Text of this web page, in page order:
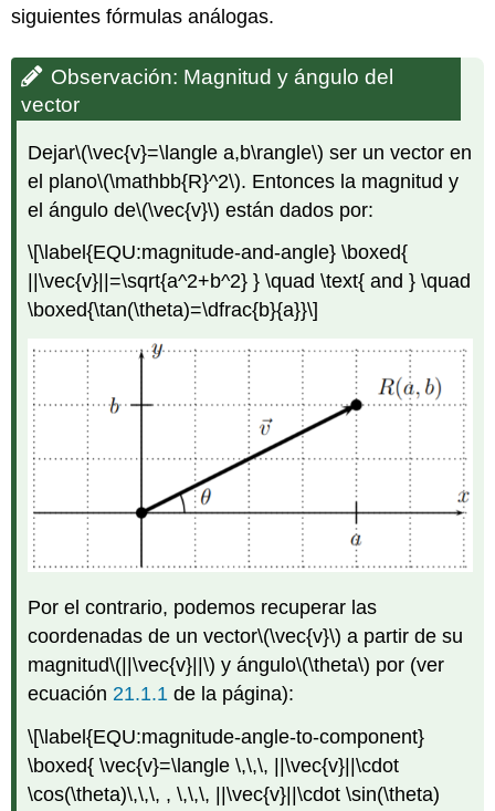
siguientes fórmulas análogas.
Observación: Magnitud y ángulo del
vector
Dejar\(\vec{v}=\langle a,b\rangle\) ser un vector en
el plano\(\mathbb{R}^2\). Entonces la magnitud y
el ángulo de\(\vec{v}\) están dados por:
\[\label{EQU:magnitude-and-angle} \boxed{
||\vec{v}||=\sqrt{a^2+b^2} } \quad \text{ and } \quad
\boxed{\tan(\theta)=\dfrac{b}{a}}\]
Por el contrario, podemos recuperar las
coordenadas de un vector\(\vec{v}\) a partir de su
magnitud\(||\vec{v}||\) y ángulo\(\theta\) por (ver
ecuación 21.1.1 de la página):
\[\label{EQU:magnitude-angle-to-component}
\boxed{ \vec{v}=\langle \,\,\, ||\vec{v}||\cdot
\cos(\theta)\,\,\, , \,\,\, ||\vec{v}||\cdot \sin(\theta)